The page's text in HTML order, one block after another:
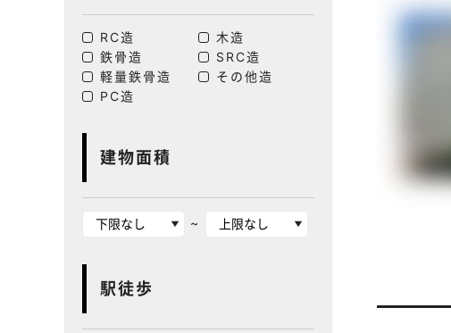
RC造
木造
鉄骨造
SRC造
軽量鉄骨造
その他造
PC造
建物面積
~
駅徒歩